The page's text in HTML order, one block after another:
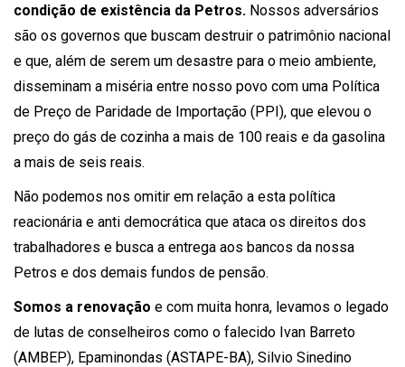
condição de existência da Petros. Nossos adversários
são os governos que buscam destruir o patrimônio nacional
e que, além de serem um desastre para o meio ambiente,
disseminam a miséria entre nosso povo com uma Política
de Preço de Paridade de Importação (PPI), que elevou o
preço do gás de cozinha a mais de 100 reais e da gasolina
a mais de seis reais.
Não podemos nos omitir em relação a esta política
reacionária e anti democrática que ataca os direitos dos
trabalhadores e busca a entrega aos bancos da nossa
Petros e dos demais fundos de pensão.
Somos a renovação e com muita honra, levamos o legado
de lutas de conselheiros como o falecido Ivan Barreto
(AMBEP), Epaminondas (ASTAPE-BA), Silvio Sinedino